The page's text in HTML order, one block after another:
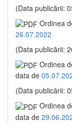
(Data publicării:
Ordinea
26.07.2022
(Data publicării:
Ordinea
data de
(Data publicării:
Ordinea
data de